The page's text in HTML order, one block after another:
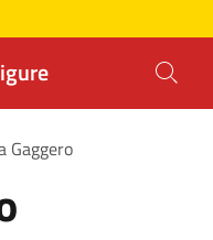
Gaggero